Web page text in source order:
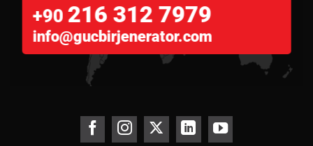
+90 216 312 7979
info@gucbirjenerator.com